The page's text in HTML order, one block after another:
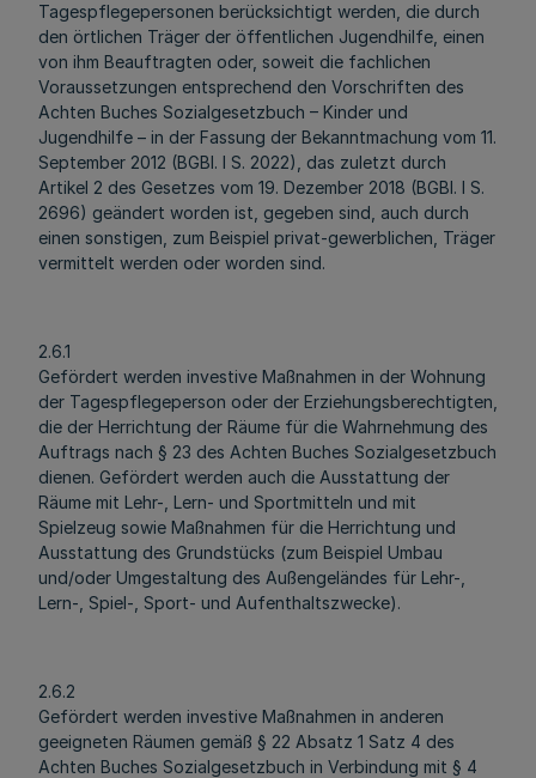
Tagespflegepersonen berücksichtigt werden, die durch
den örtlichen Träger der öffentlichen Jugendhilfe, einen
von ihm Beauftragten oder, soweit die fachlichen
Voraussetzungen entsprechend den Vorschriften des
Achten Buches Sozialgesetzbuch – Kinder und
Jugendhilfe – in der Fassung der Bekanntmachung vom 11.
September 2012 (BGBl. I S. 2022), das zuletzt durch
Artikel 2 des Gesetzes vom 19. Dezember 2018 (BGBl. I S.
2696) geändert worden ist, gegeben sind, auch durch
einen sonstigen, zum Beispiel privat-gewerblichen, Träger
vermittelt werden oder worden sind.
2.6.1
Gefördert werden investive Maßnahmen in der Wohnung
der Tagespflegeperson oder der Erziehungsberechtigten,
die der Herrichtung der Räume für die Wahrnehmung des
Auftrags nach § 23 des Achten Buches Sozialgesetzbuch
dienen. Gefördert werden auch die Ausstattung der
Räume mit Lehr-, Lern- und Sportmitteln und mit
Spielzeug sowie Maßnahmen für die Herrichtung und
Ausstattung des Grundstücks (zum Beispiel Umbau
und/oder Umgestaltung des Außengeländes für Lehr-,
Lern-, Spiel-, Sport- und Aufenthaltszwecke).
2.6.2
Gefördert werden investive Maßnahmen in anderen
geeigneten Räumen gemäß § 22 Absatz 1 Satz 4 des
Achten Buches Sozialgesetzbuch in Verbindung mit § 4